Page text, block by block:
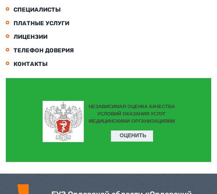
СПЕЦИАЛИСТЫ
ПЛАТНЫЕ УСЛУГИ
ЛИЦЕНЗИИ
ТЕЛЕФОН ДОВЕРИЯ
КОНТАКТЫ